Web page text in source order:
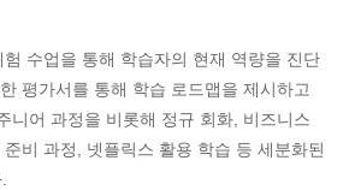
수업을 통해 학습자의 현재 역량을 진단
평가서를 통해 학습 로드맵을 제시하고
니어 과정을 비롯해 정규 회화, 비즈니스
비 과정, 넷플릭스 활용 학습 등 세분화된